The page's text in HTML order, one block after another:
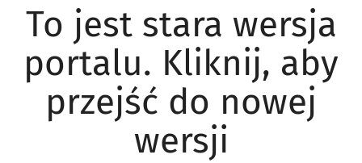
To jest stara wersja
portalu. Kliknij, aby
przejść do nowej
wersji